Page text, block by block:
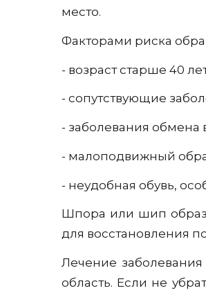
место.
Факторами риска
- возраст старше 40
- сопутствующие
- заболевания обмена
- малоподвижный
- неудобная обувь,
Шпора или шип
для восстановления
Лечение
область. Если не